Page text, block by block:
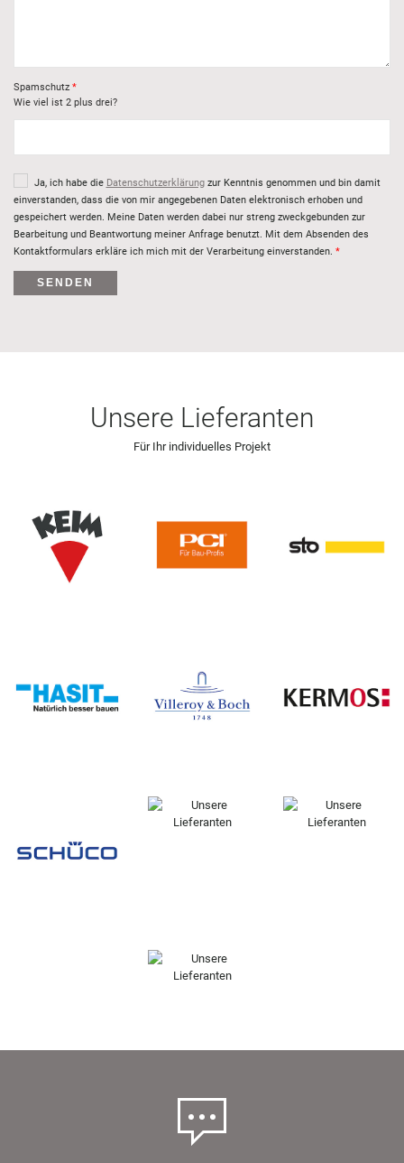
Spamschutz
Wie viel ist 2 plus drei?
Ja, ich habe die Datenschutzerklärungzur Kenntnis genommen und bin damit
einverstanden, dass die von mir angegebenen Daten elektronisch erhoben und
gespeichert werden. Meine Daten werden dabei nur streng zweckgebunden zur
Bearbeitung und Beantwortung meiner Anfrage benutzt. Mit dem Absenden des
Kontaktformulars erkläre ich mich mit der Verarbeitung einverstanden.
SENDEN
Unsere Lieferanten
Für Ihr individuelles Projekt